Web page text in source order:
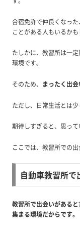
合宿免許で仲良くなっ
ことがある人もいるかも
たしかに、教習所は一
環境です。
そのため、 まったく出
ただし、日常生活とは
期待しすぎると、思って
ここでは、教習所での
自動車教習所
教習所で出会いがある
集まる環境だからです。